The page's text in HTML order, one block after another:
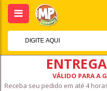
VÁLIDO PARA A
Receba seu pedido em até 4